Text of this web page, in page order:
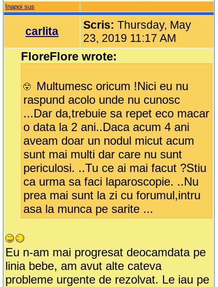
Inapoi sus
carlita Scris:Thursday, May
23, 2019 11:17 AM
FloreFlore wrote:
Multumesc oricum !Nici eu nu
raspund acolo unde nu cunosc
...Dar da,trebuie sa repet eco macar
o data la 2 ani..Daca acum 4 ani
aveam doar un nodul micut acum
sunt mai multi dar care nu sunt
periculosi. ..Tu ce ai mai facut ?Stiu
ca urma sa faci laparoscopie. ..Nu
prea mai sunt la zi cu forumul,intru
asa la munca pe sarite ...
Eu n-am mai progresat deocamdata pe
linia bebe, am avut alte cateva
probleme urgente de rezolvat. Le iau pe